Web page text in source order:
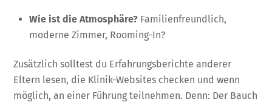
Wie ist die Atmosphäre? Familienfreundlich,
moderne Zimmer, Rooming-In?
Zusätzlich solltest du Erfahrungsberichte anderer
Eltern lesen, die Klinik-Websites checken und wenn
möglich, an einer Führung teilnehmen. Denn: Der Bauch